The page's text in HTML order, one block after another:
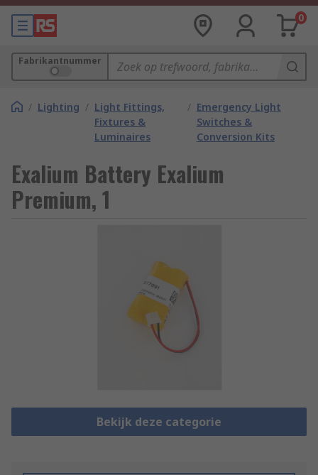
0
Fabrikantnummer
/ Lighting / Light Fittings,
Fixtures &
Luminaires
/ Emergency Light
Switches &
Conversion Kits
Exalium Battery Exalium
Premium, 1
Bekijk deze categorie